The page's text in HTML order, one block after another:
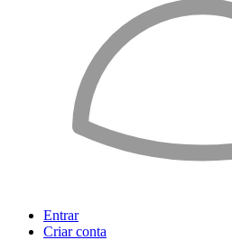
Entrar
Criar conta